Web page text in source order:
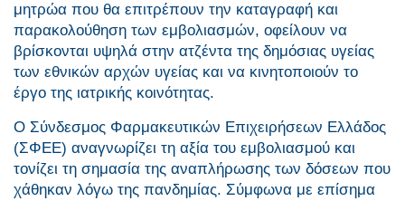
μητρώα που θα επιτρέπουν την καταγραφή και
παρακολούθηση των εμβολιασμών, οφείλουν να
βρίσκονται υψηλά στην ατζέντα της δημόσιας υγείας
των εθνικών αρχών υγείας και να κινητοποιούν το
έργο της ιατρικής κοινότητας.
Ο Σύνδεσμος Φαρμακευτικών Επιχειρήσεων Ελλάδος
(ΣΦΕΕ) αναγνωρίζει τη αξία του εμβολιασμού και
τονίζει τη σημασία της αναπλήρωσης των δόσεων που
χάθηκαν λόγω της πανδημίας. Σύμφωνα με επίσημα